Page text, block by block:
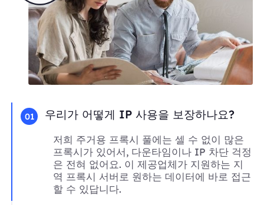
01 우리가 어떻게 IP 사용을 보장하나요?
저희 주거용 프록시 풀에는 셀 수 없이 많은
프록시가 있어서, 다운타임이나 IP 차단 걱정
은 전혀 없어요. 이 제공업체가 지원하는 지
역 프록시 서버로 원하는 데이터에 바로 접근
할 수 있답니다.